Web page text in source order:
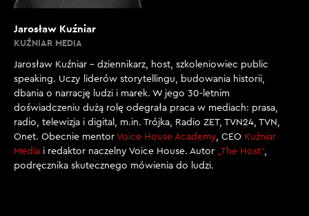
Jarosław Kuźniar
KUŹNIAR MEDIA
Jarosław Kuźniar – dziennikarz, host, szkoleniowiec public
speaking. Uczy liderów storytellingu, budowania historii,
dbania o narrację ludzi i marek. W jego 30-letnim
doświadczeniu dużą rolę odegrała praca w mediach: prasa,
radio, telewizja i digital, m.in. Trójka, Radio ZET, TVN24, TVN,
Onet. Obecnie mentor Voice House Academy, CEO Kuźniar
Media i redaktor naczelny Voice House. Autor „The Host”,
podręcznika skutecznego mówienia do ludzi.